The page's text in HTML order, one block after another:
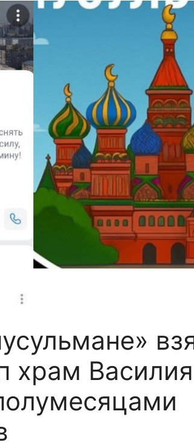
храм Василия